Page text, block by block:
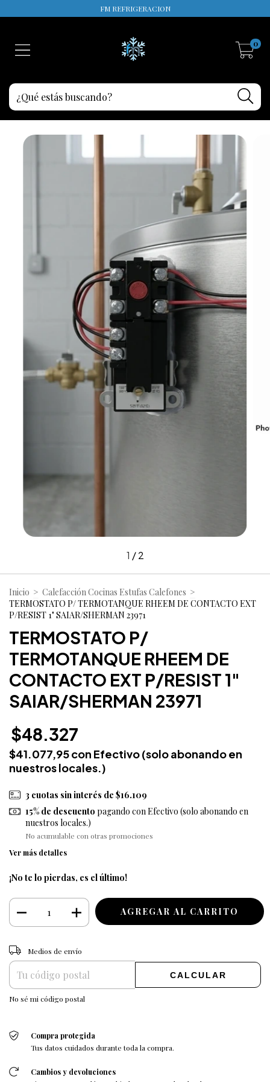
FM REFRIGERACION
0
1 /2
Inicio > Calefacción Cocinas Estufas Calefones >
TERMOSTATO P/ TERMOTANQUE RHEEM DE CONTACTO EXT
P/RESIST 1" SAIAR/SHERMAN 23971
TERMOSTATO P/
TERMOTANQUE RHEEM DE
CONTACTO EXT P/RESIST 1"
SAIAR/SHERMAN 23971
$48.327
$41.077,95con Efectivo (solo abonando en
nuestros locales.)
3 cuotas sin interés de $16.109
15% de descuento pagando con Efectivo (solo abonando en
nuestros locales.)
No acumulable con otras promociones
Ver más detalles
¡No te lo pierdas, es el último!
Entregas para el CP:
Medios de envío
CALCULAR
No sé mi código postal
Compra protegida
Tus datos cuidados durante toda la compra.
Cambios y devoluciones